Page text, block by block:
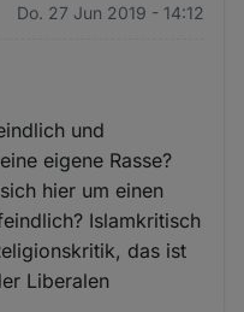
Do. 27 Jun 2019 - 14:12
und
eigene Rasse?
hier um einen
Islamkritisch
das ist
Liberalen